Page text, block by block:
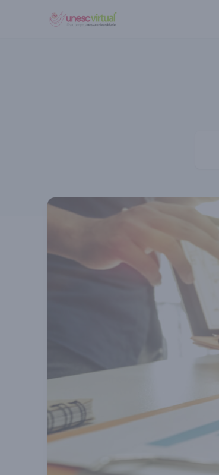
UNESC VIRTUAL